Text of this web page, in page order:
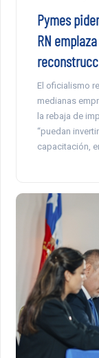
Pymes
RN
El oficialismo
medianas
la rebaja de
“puedan
capacitación,